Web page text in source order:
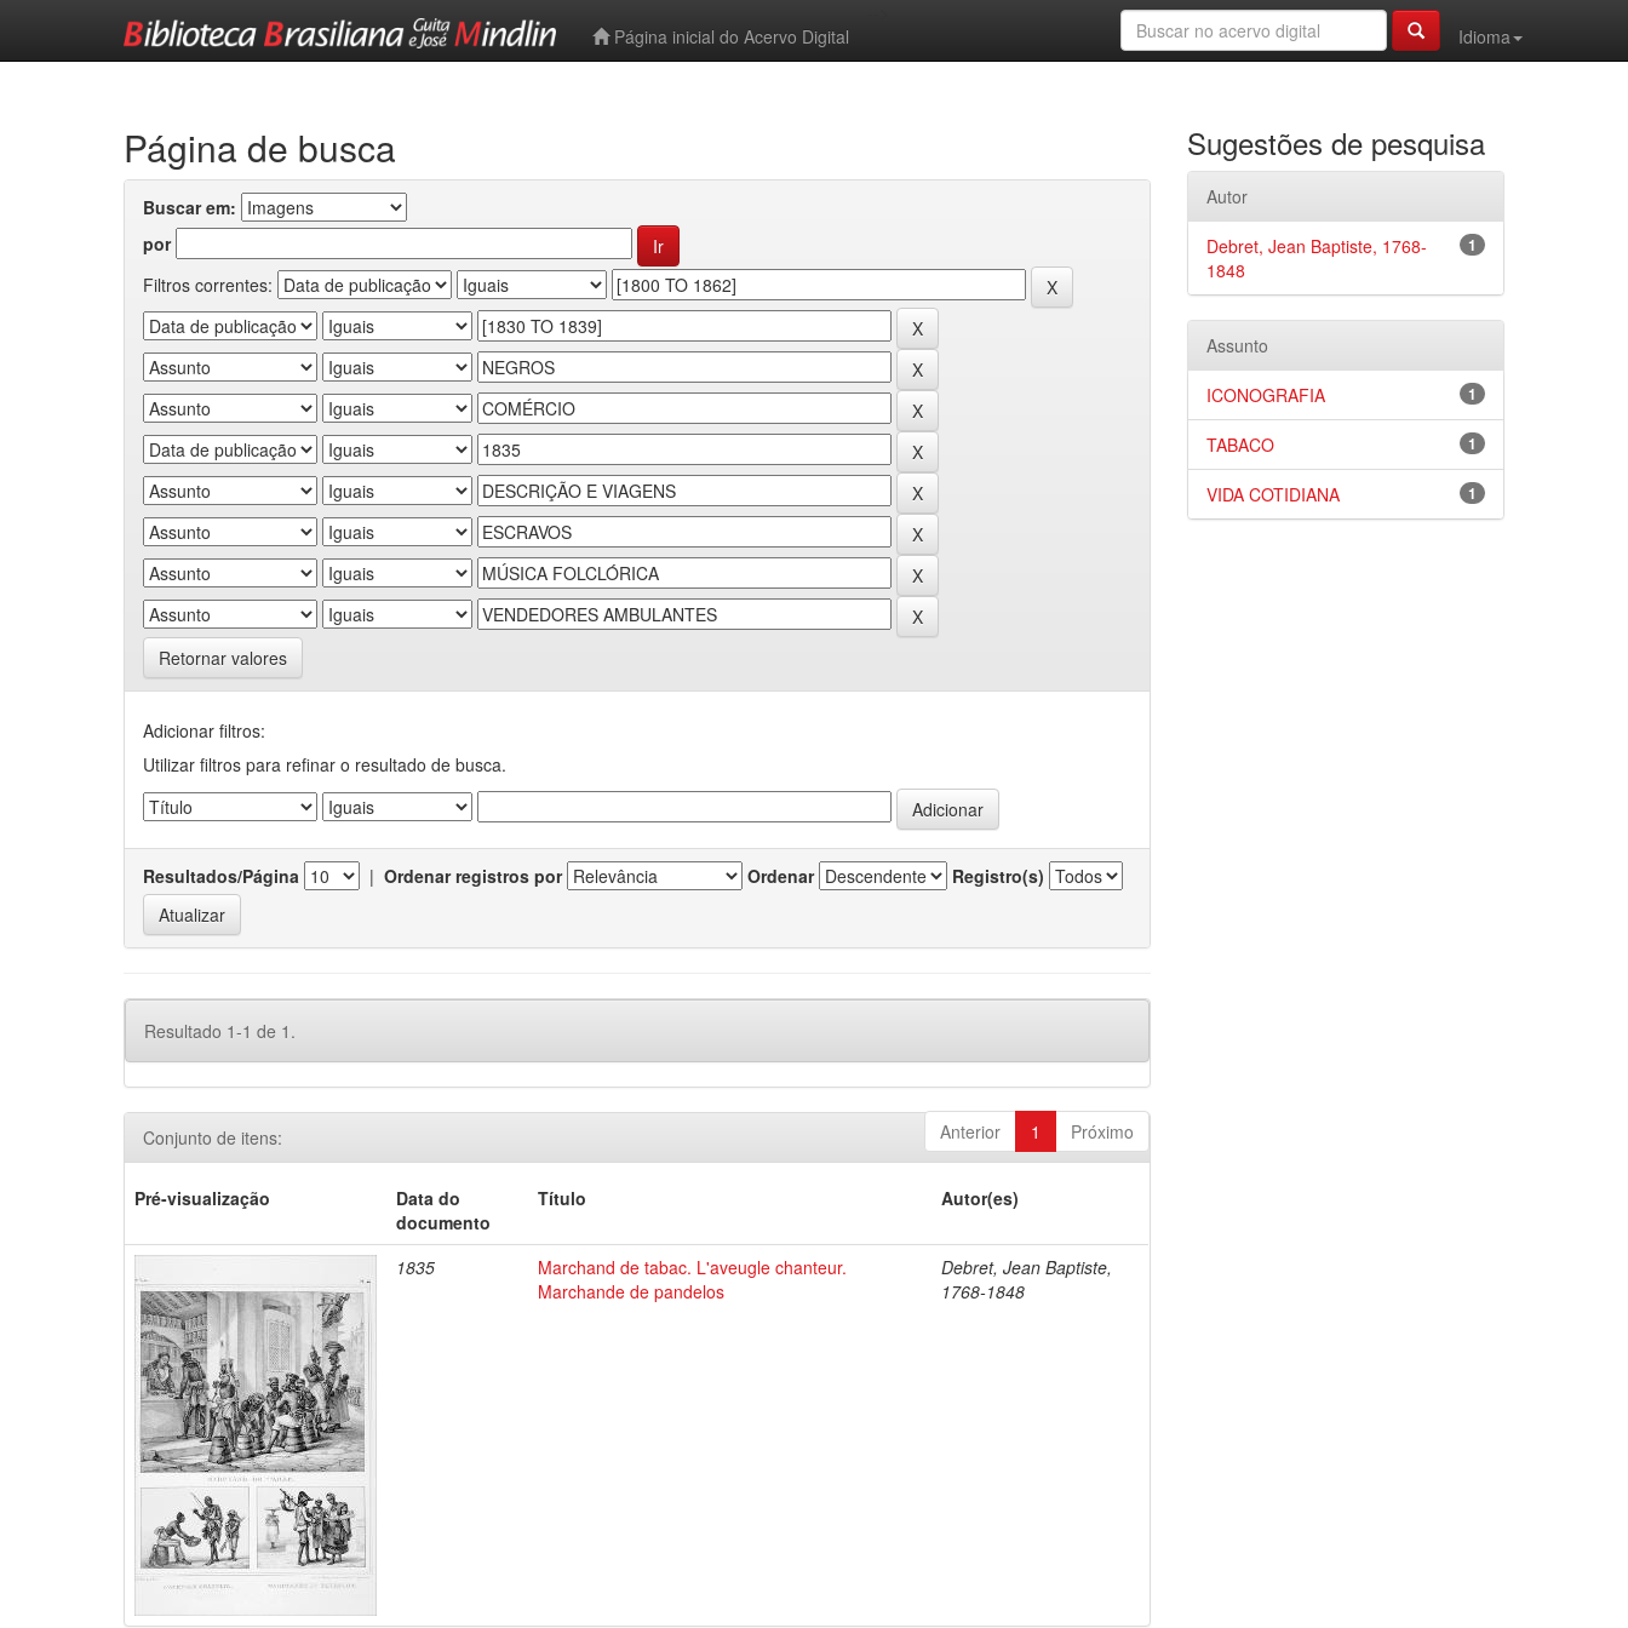
Página inicial do Acervo Digital
Idioma
Página de busca
Buscar em:
por
Filtros correntes:
Retornar valores
Adicionar filtros:
Utilizar filtros para refinar o resultado de busca.
Resultados/Página | Ordenar registros por Ordenar Registro(s)
Resultado 1-1 de 1.
Anterior 1 Próximo
Conjunto de itens:
Pré-visualização
Data do
documento
Título Autor(es)
1835
Marchand de tabac. L'aveugle chanteur.
Marchande de pandelos
Debret, Jean Baptiste,
1768-1848
Sugestões de pesquisa
Autor
1
Debret, Jean Baptiste, 1768-
1848
Assunto
1
ICONOGRAFIA
1
TABACO
1
VIDA COTIDIANA